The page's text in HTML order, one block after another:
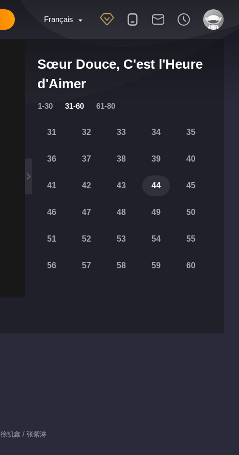
Français
Sœur Douce, C'est l'Heure
d'Aimer
1-30 31-60 61-80
31 32 33 34 35
36 37 38 39 40
41 42 43 44 45
46 47 48 49 50
51 52 53 54 55
56 57 58 59 60
凯鑫 / 张紫淋